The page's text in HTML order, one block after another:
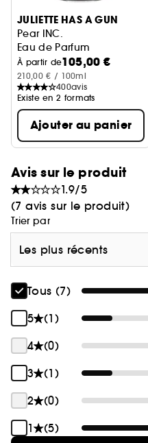
évoque une madeleine
véritableobjet de désir
la promesse d'une
décadente.
JULIETTE HAS A GUN
Pear INC.
Eau de Parfum
À partir de105,00 €
210,00 € / 100ml
400avis
Existe en 2 formats
Ajouter au panier
Avis sur le produit
1.9/5
(7 avis sur le produit)
Trier par
Les plus récents
Tous (7)
5
(1)
4
(0)
3
(1)
2
(0)
1
(5)